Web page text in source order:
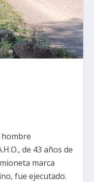
hombre
de 43 años de
marca
fue ejecutado.